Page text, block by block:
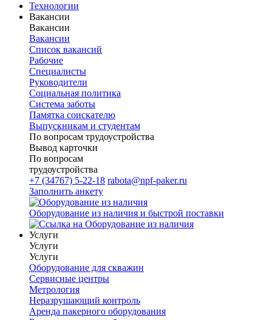
Технологии
Вакансии
Вакансии
Вакансии
Список вакансий
Рабочие
Специалисты
Руководители
Cоциальная политика
Система заботы
Памятка соискателю
Выпускникам и студентам
По вопросам трудоустройства
Вывод карточки
По вопросам
трудоустройства
+7 (34767) 5-22-18 rabota@npf-paker.ru
Заполнить анкету
Оборудование из наличия и быстрой поставки
Услуги
Услуги
Услуги
Оборудование для скважин
Сервисные центры
Метрология
Неразрушающий контроль
Аренда пакерного оборудования